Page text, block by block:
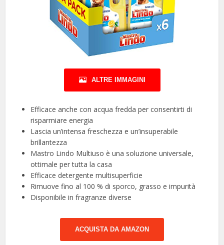
ALTRE IMMAGINI
Efficace anche con acqua fredda per consentirti di
risparmiare energia
Lascia un’intensa freschezza e un’insuperabile
brillantezza
Mastro Lindo Multiuso è una soluzione universale,
ottimale per tutta la casa
Efficace detergente multisuperficie
Rimuove fino al 100 % di sporco, grasso e impurità
Disponibile in fragranze diverse
ACQUISTA DA AMAZON